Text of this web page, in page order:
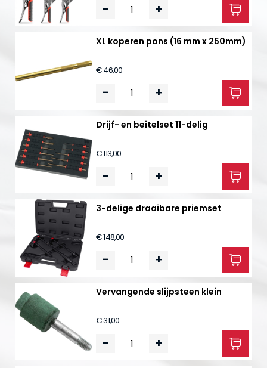
- +
XL koperen pons (16 mm x 250mm)
€ 46,00
- +
Drijf- en beitelset 11-delig
€ 113,00
- +
3-delige draaibare priemset
€ 148,00
- +
Vervangende slijpsteen klein
€ 31,00
- +